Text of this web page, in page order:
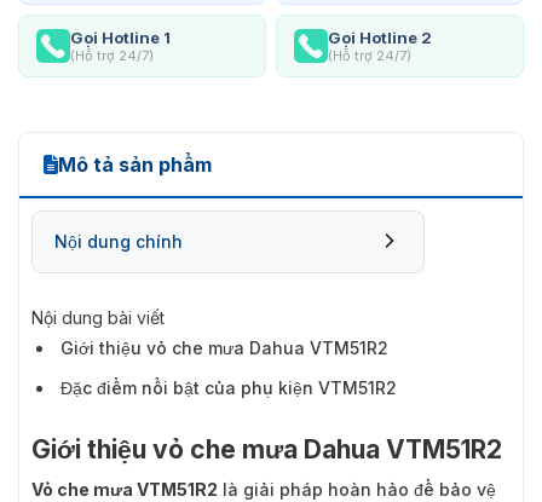
Gọi Hotline 1
(Hỗ trợ 24/7)
Gọi Hotline 2
(Hỗ trợ 24/7)
Mô tả sản phẩm
Nội dung chính
Nội dung bài viết
Giới thiệu vỏ che mưa Dahua VTM51R2
Đặc điểm nổi bật của phụ kiện VTM51R2
Giới thiệu vỏ che mưa Dahua VTM51R2
Vỏ che mưa VTM51R2 là giải pháp hoàn hảo để bảo vệ